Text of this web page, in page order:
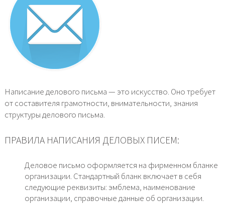
Написание делового письма — это искусство. Оно требует
от составителя грамотности, внимательности, знания
структуры делового письма.
ПРАВИЛА НАПИСАНИЯ ДЕЛОВЫХ ПИСЕМ:
Деловое письмо оформляется на фирменном бланке
организации. Стандартный бланк включает в себя
следующие реквизиты: эмблема, наименование
организации, справочные данные об организации.